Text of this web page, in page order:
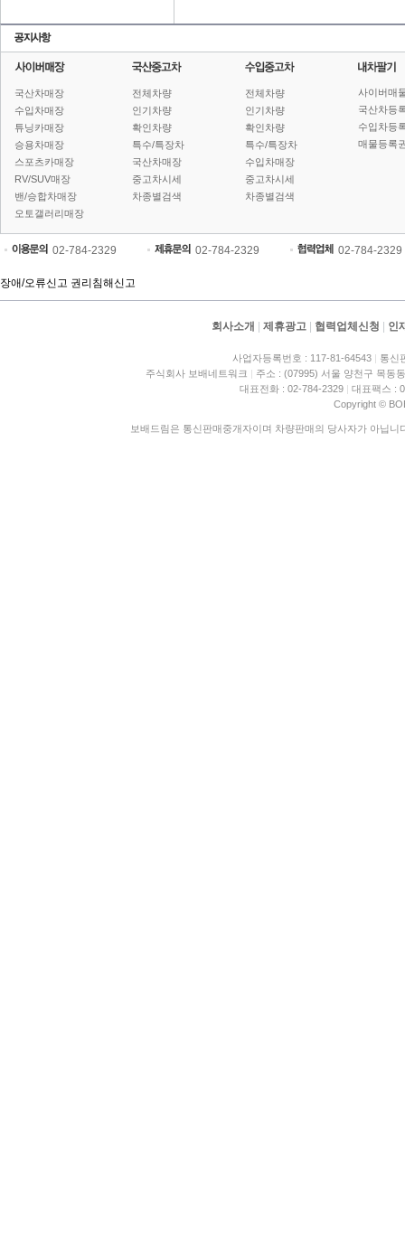
국산차매장
수입차매장
튜닝카매장
승용차매장
스포츠카매장
RV/SUV매장
밴/승합차매장
오토갤러리매장
전체차량
인기차량
확인차량
특수/특장차
국산차매장
중고차시세
차종별검색
전체차량
인기차량
확인차량
특수/특장차
수입차매장
중고차시세
차종별검색
사이버매
국산차등
수입차등
매물등록
02-784-2329 02-784-2329 02-784-2329
장애/오류신고 권리침해신고
회사소개 제휴광고 협력업체신청 인
사업자등록번호 : 117-81-64543 | 통신
주식회사 보배네트워크 | 주소 : (07995) 서울 양천구 목동
대표전화 : 02-784-2329 | 대표팩스 :
Copyright ©
보배드림은 통신판매중개자이며 차량판매의 당사자가 아닙